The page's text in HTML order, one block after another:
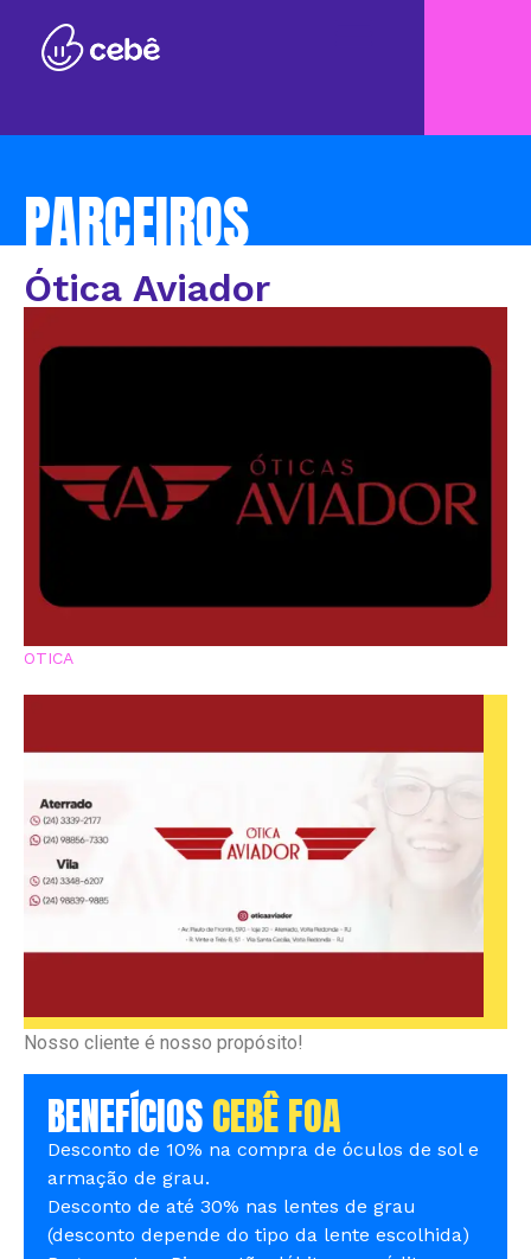
PARCEIROS
Ótica Aviador
OTICA
Nosso cliente é nosso propósito!
BENEFÍCIOSCEBÊ FOA
Desconto de 10% na compra de óculos de sol e
armação de grau.
Desconto de até 30% nas lentes de grau
(desconto depende do tipo da lente escolhida)